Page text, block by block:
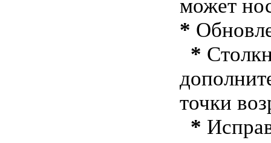
может
*
*
точки
*